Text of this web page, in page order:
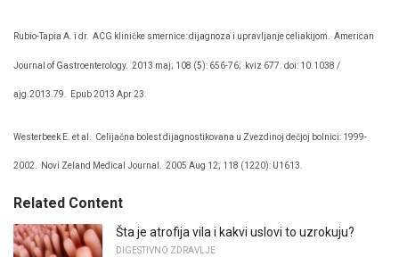
Rubio-Tapia A. i dr. ACG kliničke smernice: dijagnoza i upravljanje celiakijom. American
Journal of Gastroenterology. 2013 maj; 108 (5): 656-76; kviz 677. doi: 10.1038 /
ajg.2013.79. Epub 2013 Apr 23.
Westerbeek E. et al. Celijačna bolest dijagnostikovana u Zvezdinoj dečjoj bolnici: 1999-
2002. Novi Zeland Medical Journal. 2005 Aug 12; 118 (1220): U1613.
Related Content
Šta je atrofija vila i kakvi uslovi to uzrokuju?
DIGESTIVNO ZDRAVLJE